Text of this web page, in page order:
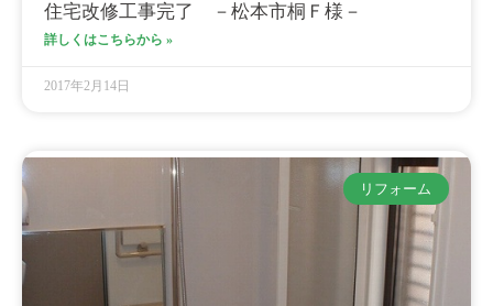
住宅改修工事完了 －松本市桐Ｆ様－
詳しくはこちらから »
2017年2月14日
リフォーム